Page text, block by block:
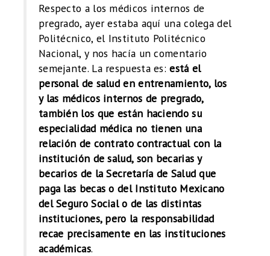
Respecto a los médicos internos de
pregrado, ayer estaba aquí una colega del
Politécnico, el Instituto Politécnico
Nacional, y nos hacía un comentario
semejante. La respuesta es:está el
personal de salud en entrenamiento, los
y las médicos internos de pregrado,
también los que están haciendo su
especialidad médica no tienen una
relación de contrato contractual con la
institución de salud, son becarias y
becarios de la Secretaría de Salud que
paga las becas o del Instituto Mexicano
del Seguro Social o de las distintas
instituciones, pero la responsabilidad
recae precisamente en las instituciones
académicas.